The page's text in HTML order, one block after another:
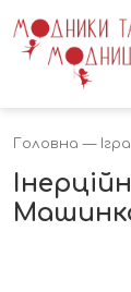
Головна —